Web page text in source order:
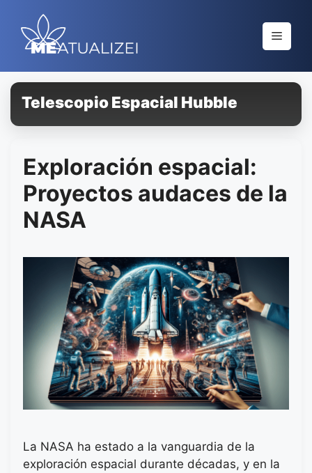
contenido
Menú
Telescopio Espacial Hubble
Exploración espacial:
Proyectos audaces de la
NASA
La NASA ha estado a la vanguardia de la
exploración espacial durante décadas, y en la